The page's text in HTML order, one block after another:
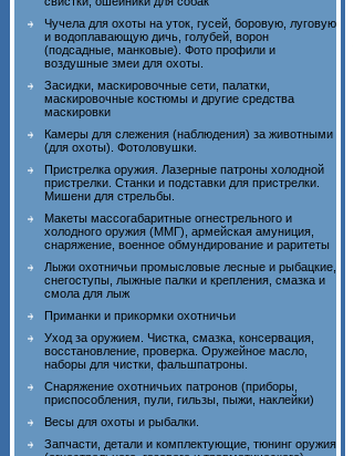
Чучела для охоты на уток, гусей, боровую, луговую
и водоплавающую дичь, голубей, ворон
(подсадные, манковые). Фото профили и
воздушные змеи для охоты.
Засидки, маскировочные сети, палатки,
маскировочные костюмы и другие средства
маскировки
Камеры для слежения (наблюдения) за животными
(для охоты). Фотоловушки.
Пристрелка оружия. Лазерные патроны холодной
пристрелки. Станки и подставки для пристрелки.
Мишени для стрельбы.
Макеты массогабаритные огнестрельного и
холодного оружия (ММГ), армейская амуниция,
снаряжение, военное обмундирование и раритеты
Лыжи охотничьи промысловые лесные и рыбацкие,
снегоступы, лыжные палки и крепления, смазка и
смола для лыж
Приманки и прикормки охотничьи
Уход за оружием. Чистка, смазка, консервация,
восстановление, проверка. Оружейное масло,
наборы для чистки, фальшпатроны.
Снаряжение охотничьих патронов (приборы,
приспособления, пули, гильзы, пыжи, наклейки)
Весы для охоты и рыбалки.
Запчасти, детали и комплектующие, тюнинг оружия